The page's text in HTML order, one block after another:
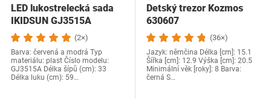
LED lukostrelecká sada
IKIDSUN GJ3515A
(2×)
Barva: červená a modrá Typ
materiálu: plast Číslo modelu:
‎GJ3515A Délka šípů (cm): 33
Délka luku (cm): 59…
Detský trezor Kozmos
630607
(36×)
Jazyk:‎ němčina Délka [cm]: 15.1
Šířka [cm]: 12.9 Výška [cm]: 20.5
Minimální věk [roky]: 8 Barva:
černá S…